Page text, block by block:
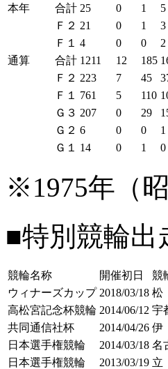
本年
合計 25 0 1 5
Ｆ２ 21 0 1 3
Ｆ１
4 0 0 2
通算
合計 1211 12 185
Ｆ２ 223 7 45
Ｆ１
761 5 110
Ｇ３ 207 0 29
Ｇ２ 6 0 0 1
Ｇ１
14 0 1 0
※1975年（
■特別競輪出
競輪名称 開催初日 競
ウィナーズカップ 2018/03/18
高松宮記念杯競輪 2014/06/12 宇
共同通信社杯
2014/04/26
日本選手権競輪
2014/03/18 名
日本選手権競輪
2013/03/19 立